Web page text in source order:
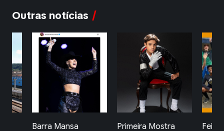
Outras notícias
Barra Mansa
Primeira Mostra
Feira